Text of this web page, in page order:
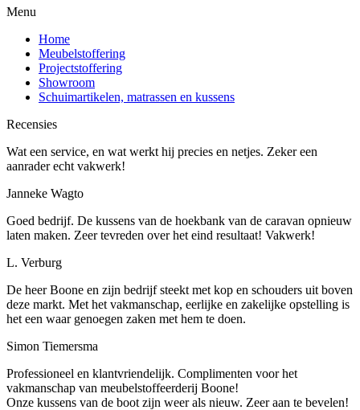
Menu
Home
Meubelstoffering
Projectstoffering
Showroom
Schuimartikelen, matrassen en kussens
Recensies
Wat een service, en wat werkt hij precies en netjes. Zeker een
aanrader echt vakwerk!
Janneke Wagto
Goed bedrijf. De kussens van de hoekbank van de caravan opnieuw
laten maken. Zeer tevreden over het eind resultaat! Vakwerk!
L. Verburg
De heer Boone en zijn bedrijf steekt met kop en schouders uit boven
deze markt. Met het vakmanschap, eerlijke en zakelijke opstelling is
het een waar genoegen zaken met hem te doen.
Simon Tiemersma
Professioneel en klantvriendelijk. Complimenten voor het
vakmanschap van meubelstoffeerderij Boone!
Onze kussens van de boot zijn weer als nieuw. Zeer aan te bevelen!